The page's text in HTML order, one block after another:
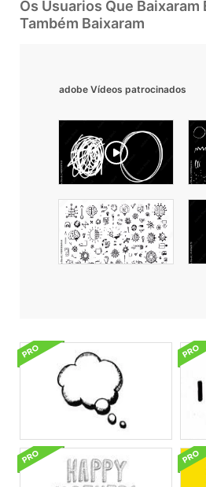
Os Usuarios Que Baixaram
Também Baixaram
adobe Vídeos patrocinados